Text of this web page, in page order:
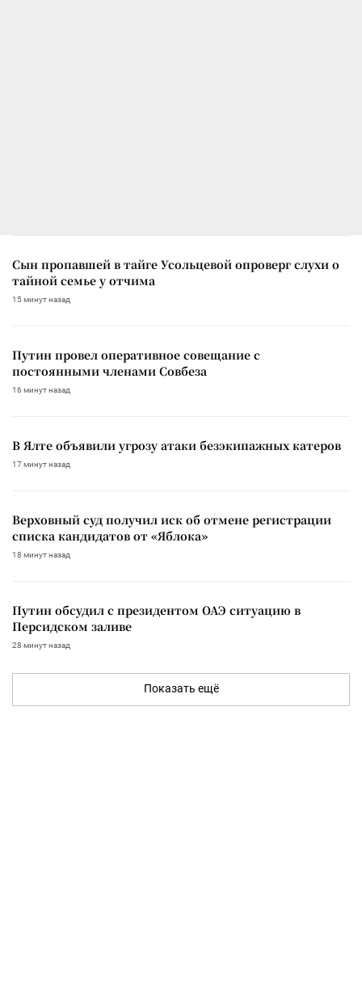
Сын пропавшей в тайге Усольцевой опроверг слухи о
тайной семье у отчима
15 минут назад
Путин провел оперативное совещание с
постоянными членами Совбеза
16 минут назад
В Ялте объявили угрозу атаки безэкипажных катеров
17 минут назад
Верховный суд получил иск об отмене регистрации
списка кандидатов от «Яблока»
18 минут назад
Путин обсудил с президентом ОАЭ ситуацию в
Персидском заливе
28 минут назад
Показать ещё